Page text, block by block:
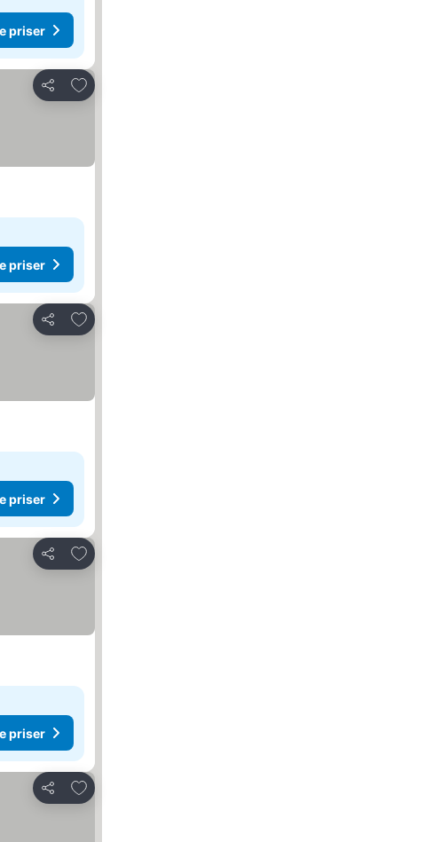
priser
Dela
Lägg till i Mina Favoriter
priser
Dela
Lägg till i Mina Favoriter
priser
Dela
Lägg till i Mina Favoriter
priser
Dela
Lägg till i Mina Favoriter